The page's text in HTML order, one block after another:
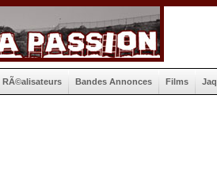
RÃ©alisateurs Bandes Annonces Films